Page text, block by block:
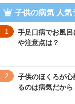
子供の病気 人気
1
手足口病でお風
や注意点は？
2
子供のほくろが
るのは病気だから